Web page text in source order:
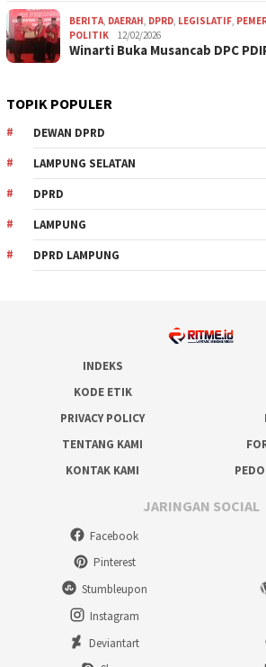
BERITA, DAERAH, DPRD, LEGISLATIF,
POLITIK
12/02/2026
Winarti Buka Musancab DPC
TOPIK POPULER
DEWAN DPRD
LAMPUNG SELATAN
DPRD
LAMPUNG
DPRD LAMPUNG
INDEKS
KODE ETIK
PRIVACY POLICY
TENTANG KAMI
KONTAK KAMI
JARINGAN SOCIAL
Facebook
Pinterest
Stumbleupon
Instagram
Deviantart